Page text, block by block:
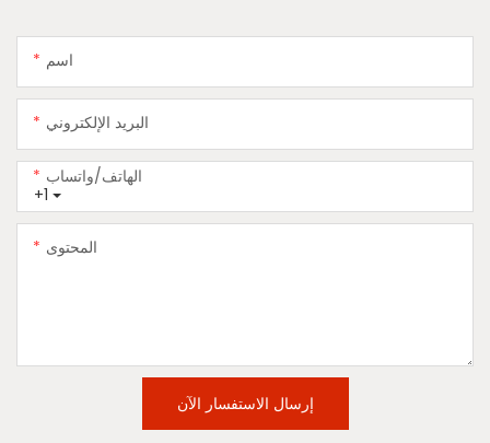
اسم
البريد الإلكتروني
+1
الهاتف/واتساب
المحتوى
إرسال الاستفسار الآن